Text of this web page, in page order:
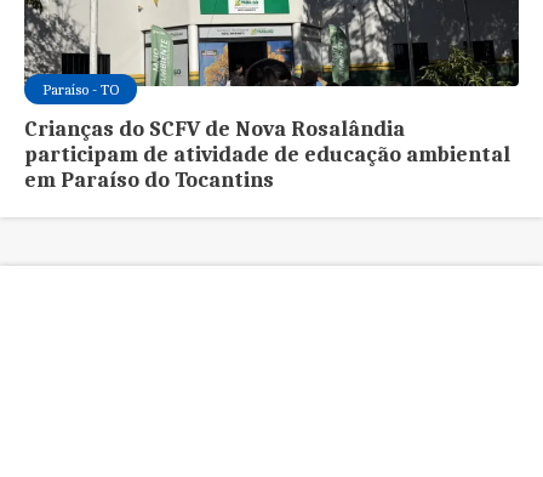
Paraíso - TO
Crianças do SCFV de Nova Rosalândia
participam de atividade de educação ambiental
em Paraíso do Tocantins